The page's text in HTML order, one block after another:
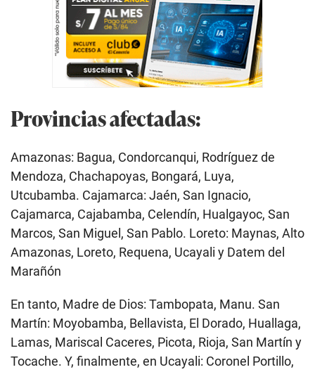
Provincias afectadas:
Amazonas: Bagua, Condorcanqui, Rodríguez de
Mendoza, Chachapoyas, Bongará, Luya,
Utcubamba. Cajamarca: Jaén, San Ignacio,
Cajamarca, Cajabamba, Celendín, Hualgayoc, San
Marcos, San Miguel, San Pablo. Loreto: Maynas, Alto
Amazonas, Loreto, Requena, Ucayali y Datem del
Marañón
En tanto, Madre de Dios: Tambopata, Manu. San
Martín: Moyobamba, Bellavista, El Dorado, Huallaga,
Lamas, Mariscal Caceres, Picota, Rioja, San Martín y
Tocache. Y, finalmente, en Ucayali: Coronel Portillo,